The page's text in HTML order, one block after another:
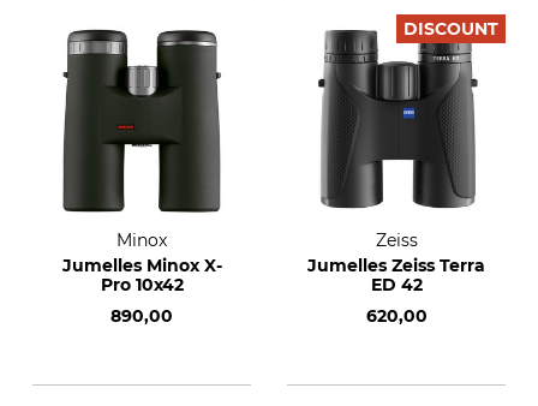
Minox
Jumelles Minox X-
Pro 10x42
890,00
DISCOUNT
Zeiss
Jumelles Zeiss Terra
ED 42
620,00